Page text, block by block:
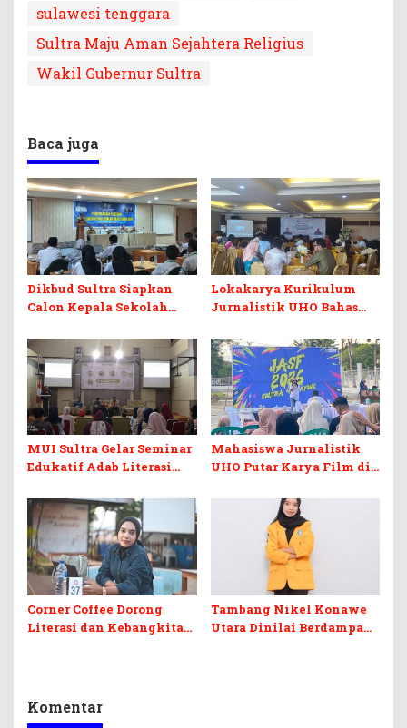
sulawesi tenggara
Sultra Maju Aman Sejahtera Religius
Wakil Gubernur Sultra
Baca juga
Dikbud Sultra Siapkan
Calon Kepala Sekolah
Pelatihan BCKS
Lokakarya Kurikulum
Jurnalistik UHO Bahas
Era AI
MUI Sultra Gelar Seminar
Edukatif Adab Literasi
Islam
Mahasiswa Jurnalistik
UHO Putar Karya Film di
Corner Coffee Dorong
Literasi dan Kebangkitan
Tambang Nikel Konawe
Utara Dinilai Berdampak
Komentar